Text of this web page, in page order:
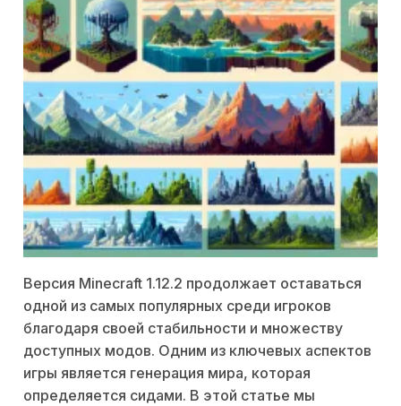
Версия Minecraft 1.12.2 продолжает оставаться
одной из самых популярных среди игроков
благодаря своей стабильности и множеству
доступных модов. Одним из ключевых аспектов
игры является генерация мира, которая
определяется сидами. В этой статье мы